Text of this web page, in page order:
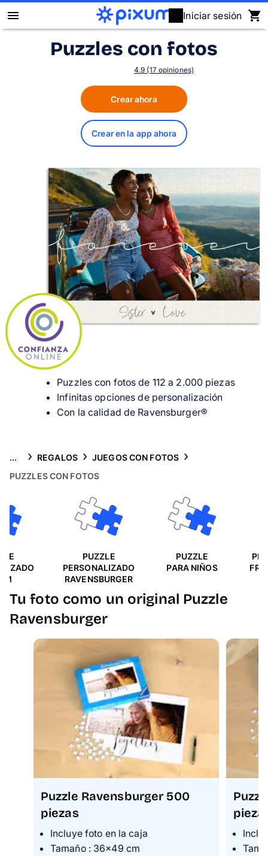
Iniciar sesión
Álbum Digital Pixum
Calendarios
Inspiración
Atención al cliente
Puzzles con fotos
4.9 (17 opiniones)
Puzzles con fotos de 112 a 2.000 piezas
Infinitas opciones de personalización
Con la calidad de Ravensburger®
Crear ahora
Crear en la app ahora
... REGALOS
JUEGOS CON FOTOS
PUZZLES CON FOTOS
PUZZLE
PERSONALIZADO
RAVENSBURGER
PUZZLE
PARA NIÑOS
Tu foto como un original Puzzle
Ravensburger
Puzzle Ravensburger 500
piezas
Incluye foto en la caja
Tamaño : 36x49 cm
Tama